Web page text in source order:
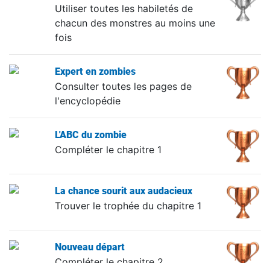
Utiliser toutes les habiletés de
chacun des monstres au moins une
fois
Expert en zombies
Consulter toutes les pages de
l'encyclopédie
L'ABC du zombie
Compléter le chapitre 1
La chance sourit aux audacieux
Trouver le trophée du chapitre 1
Nouveau départ